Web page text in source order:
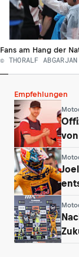
Fans am Hang der
© THORALF ABGARJAN
Empfehlungen